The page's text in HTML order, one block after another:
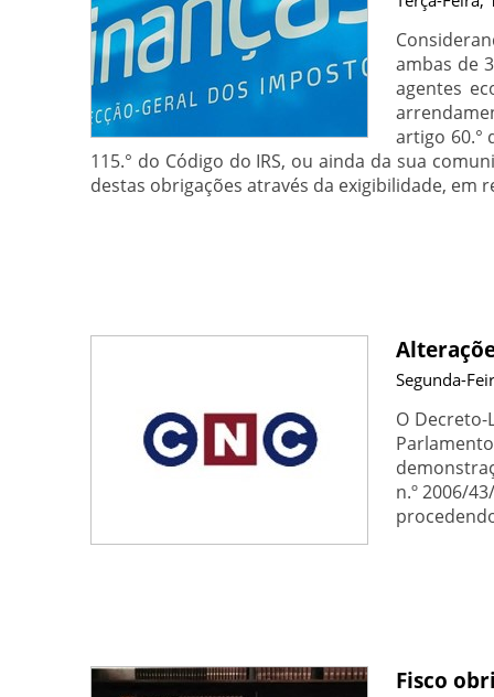
ambas de
agentes
artigo 60.°
115.° do Código do IRS, ou ainda da sua
destas obrigações através da exigibilidade, em
Segunda-
O
n.º 2006/
Fisco